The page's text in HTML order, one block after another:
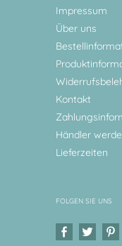
Impressum
Über uns
Kontakt
Händler
Lieferzeiten
FOLGEN SIE UNS